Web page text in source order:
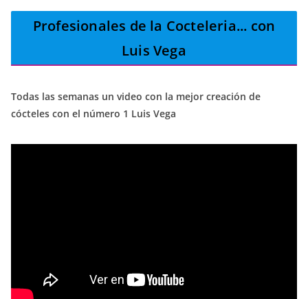
Profesionales de la Cocteleria... con
Luis Vega
Todas las semanas un video con la mejor creación de
cócteles con el número 1 Luis Vega